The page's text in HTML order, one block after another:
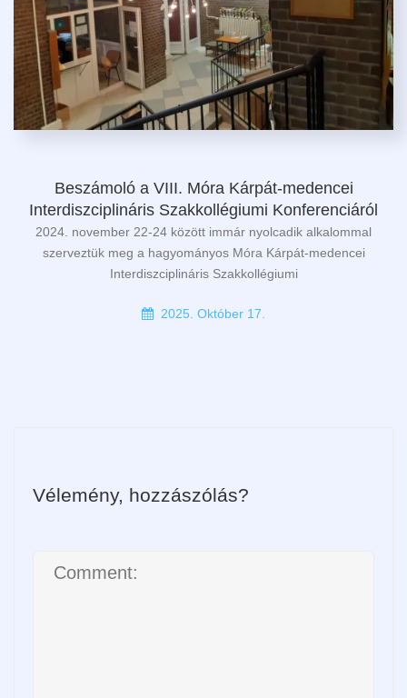
Beszámoló a VIII. Móra Kárpát-medencei
Interdiszciplináris Szakkollégiumi Konferenciáról
2024. november 22-24 között immár nyolcadik alkalommal
szerveztük meg a hagyományos Móra Kárpát-medencei
Interdiszciplináris Szakkollégiumi
2025. Október 17.
Vélemény, hozzászólás?